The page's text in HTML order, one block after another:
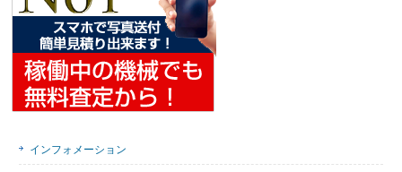
インフォメーション